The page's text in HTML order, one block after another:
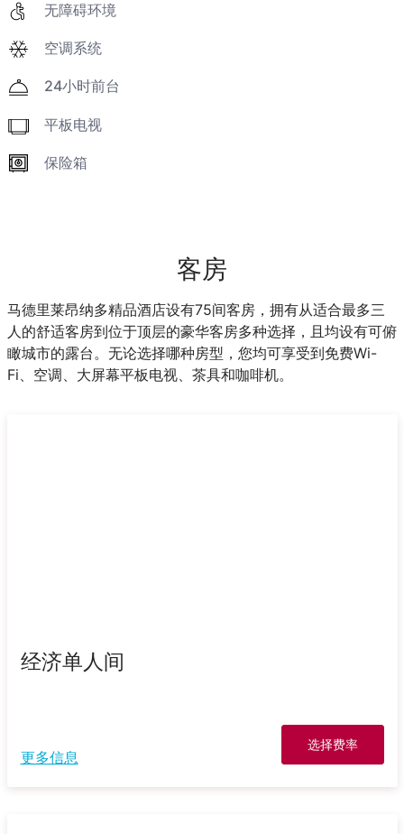
无障碍环境
空调系统
24小时前台
平板电视
保险箱
客房
马德里莱昂纳多精品酒店设有75间客房，拥有从适合最多三
人的舒适客房到位于顶层的豪华客房多种选择，且均设有可俯
瞰城市的露台。无论选择哪种房型，您均可享受到免费Wi-
Fi、空调、大屏幕平板电视、茶具和咖啡机。
经济单人间
更多信息
选择费率